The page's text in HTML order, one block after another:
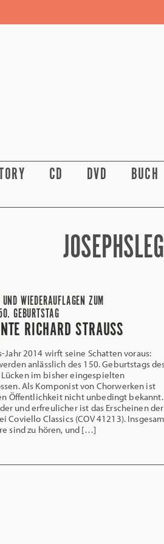
CD DVD BUCH
WIEDERAUFLAGEN ZUM
GEBURTSTAG
RICHARD STRAUSS
Jahr 2014 wirft seine Schatten voraus:
anlässlich des 150. Geburtstags
im bisher eingespielten
Als Komponist von Chorwerken ist
Öffentlichkeit nicht unbedingt bekannt.
und erfreulicher ist das Erscheinen der
Coviello Classics (COV 41213).
sind zu hören, und […]